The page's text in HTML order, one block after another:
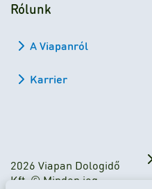
Rólunk
A Viapanról
Karrier
2026 Viapan Dologidő
Kft. © Minden jog